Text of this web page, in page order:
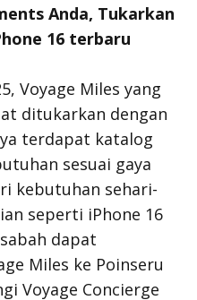
Anda, Tukarkan
16 terbaru
Voyage Miles yang
ditukarkan dengan
terdapat katalog
sesuai gaya
kebutuhan sehari-
seperti iPhone 16
dapat
Miles ke Poinseru
Voyage Concierge